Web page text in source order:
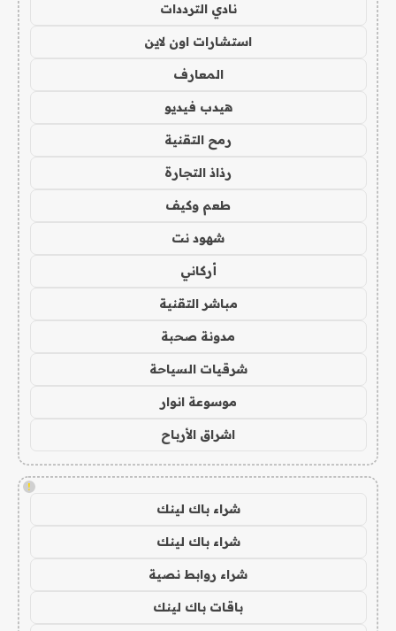
نادي الترددات
استشارات اون لاين
المعارف
هيدب فيديو
رمح التقنية
رذاذ التجارة
طعم وكيف
شهود نت
أركاني
مباشر التقنية
مدونة صحبة
شرقيات السياحة
موسوعة انوار
اشراق الأرباح
!
شراء باك لينك
شراء باك لينك
شراء روابط نصية
باقات باك لينك